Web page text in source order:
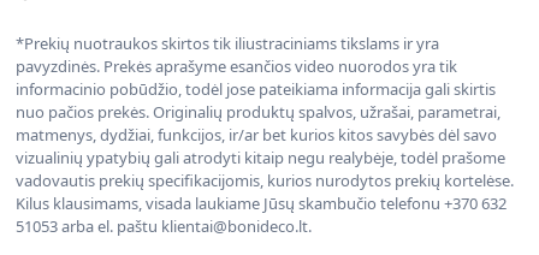
*Prekių nuotraukos skirtos tik iliustraciniams tikslams ir yra
pavyzdinės. Prekės aprašyme esančios video nuorodos yra tik
informacinio pobūdžio, todėl jose pateikiama informacija gali skirtis
nuo pačios prekės. Originalių produktų spalvos, užrašai, parametrai,
matmenys, dydžiai, funkcijos, ir/ar bet kurios kitos savybės dėl savo
vizualinių ypatybių gali atrodyti kitaip negu realybėje, todėl prašome
vadovautis prekių specifikacijomis, kurios nurodytos prekių kortelėse.
Kilus klausimams, visada laukiame Jūsų skambučio telefonu +370 632
51053 arba el. paštu klientai@bonideco.lt.